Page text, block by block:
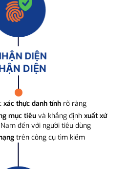
DIỆN
xác thực danh tính rõ ràng
mục tiêuvà khẳng định xuất xứ
đến với người tiêu dùng
trên công cụ tìm kiếm